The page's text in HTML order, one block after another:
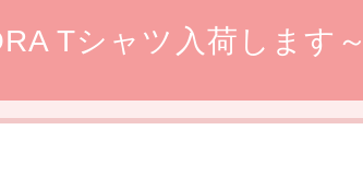
Tシャツ 入荷します～